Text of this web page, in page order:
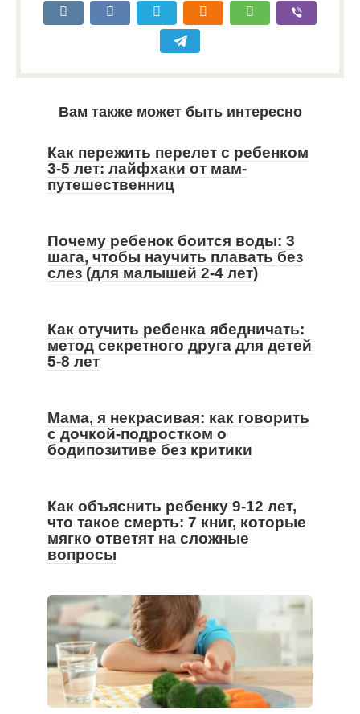
Вам также может быть интересно
Как пережить перелет с ребенком
3-5 лет: лайфхаки от мам-
путешественниц
Почему ребенок боится воды: 3
шага, чтобы научить плавать без
слез (для малышей 2-4 лет)
Как отучить ребенка ябедничать:
метод секретного друга для детей
5-8 лет
Мама, я некрасивая: как говорить
с дочкой-подростком о
бодипозитиве без критики
Как объяснить ребенку 9-12 лет,
что такое смерть: 7 книг, которые
мягко ответят на сложные
вопросы